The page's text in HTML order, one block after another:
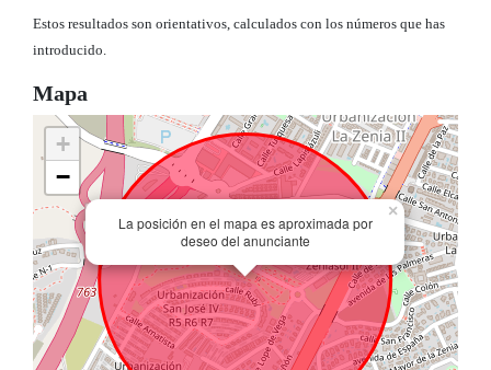
Estos resultados son orientativos, calculados con los números que has
introducido.
Mapa
La posición en el mapa es aproximada por
deseo del anunciante
×
+
−